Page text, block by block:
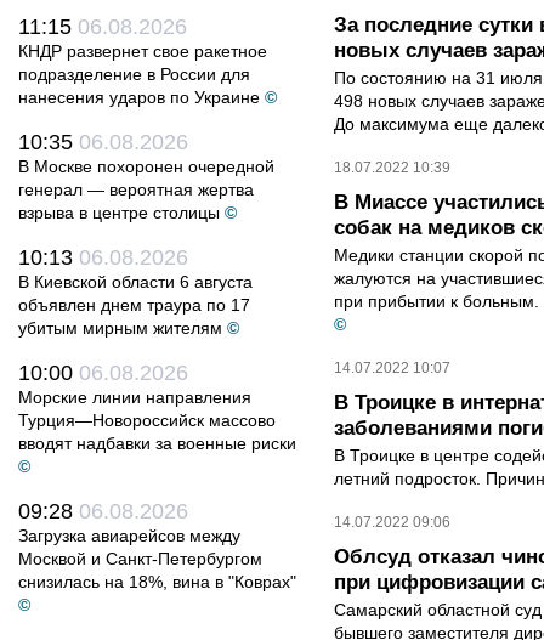
11:15 06.08.2026
КНДР развернет свое ракетное
подразделение в России для
нанесения ударов по Украине ©
10:35 06.08.2026
В Москве похоронен очередной
генерал — вероятная жертва
взрыва в центре столицы ©
10:13 06.08.2026
В Киевской области 6 августа
объявлен днем траура по 17
убитым мирным жителям ©
10:00 06.08.2026
Морские линии направления
Турция—Новороссийск массово
вводят надбавки за военные риски
©
09:28 06.08.2026
Загрузка авиарейсов между
Москвой и Санкт-Петербургом
снизилась на 18%, вина в "Коврах"
©
За последние
новых случаев
По состоянию на 31 июля
498 новых случаев
До максимума еще
18.07.2022 10:39
В Миассе
собак на медиков
Медики станции скорой
жалуются на
при прибытии к
©
14.07.2022 10:07
В Троицке в
заболеваниями
В Троицке в центре
летний подросток.
14.07.2022 09:06
Облсуд отказал
при цифровизации
Самарский областной
бывшего заместителя